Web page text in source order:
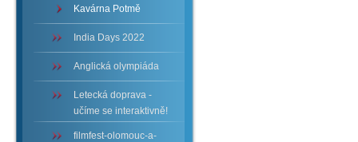
Kavárna Potmě
India Days 2022
Anglická olympiáda
Letecká doprava -
učíme se interaktivně!
filmfest-olomouc-a-